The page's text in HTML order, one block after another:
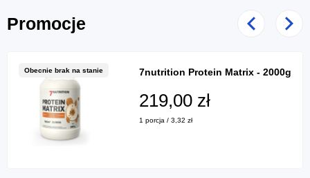
Promocje Poprzedni
Obecnie brak na stanie 7nutrition Protein Matrix - 2000g
219,00 zł
1 porcja / 3,32 zł